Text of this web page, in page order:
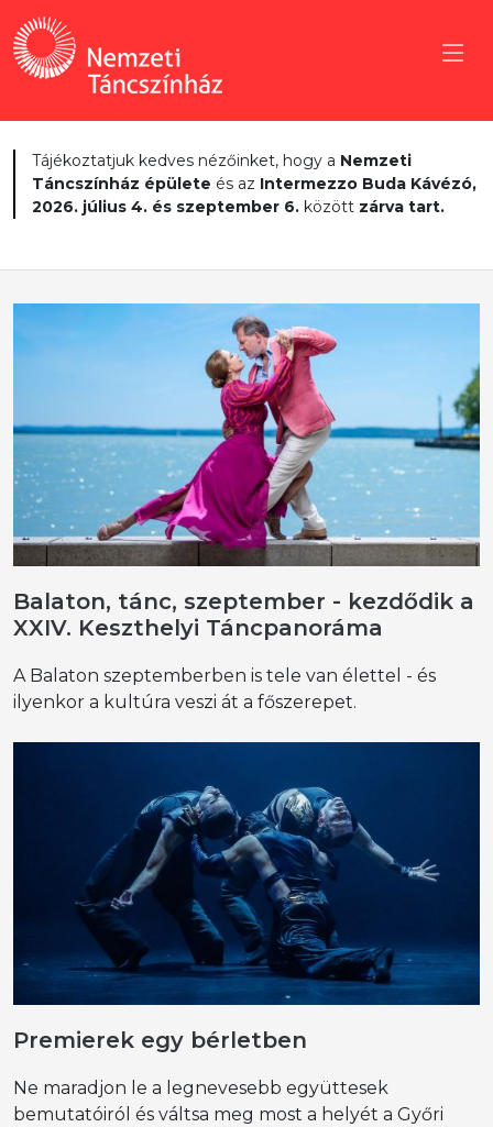
Tájékoztatjuk kedves nézőinket, hogy a Nemzeti
Táncszínház épülete és az Intermezzo Buda Kávézó,
2026. július 4. és szeptember 6. között zárva tart.
Balaton, tánc, szeptember - kezdődik a
XXIV. Keszthelyi Táncpanoráma
A Balaton szeptemberben is tele van élettel - és
ilyenkor a kultúra veszi át a főszerepet.
Premierek egy bérletben
Ne maradjon le a legnevesebb együttesek
bemutatóiról és váltsa meg most a helyét a Győri